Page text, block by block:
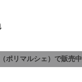
ポリマルシェ）で販売中